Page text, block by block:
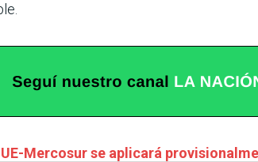
Mercosur se aplicará